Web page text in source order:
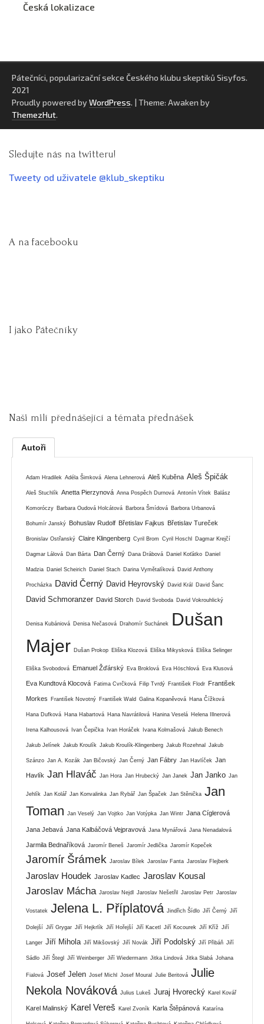
Česká lokalizace
Pátečníci, popularizační sekce Českého klubu skeptiků Sisyfos.
2021
Proudly powered by WordPress. | Theme: Awaken by
ThemezHut.
Sledujte nás na twitteru!
Tweety od uživatele @klub_skeptiku
A na facebooku
I jako Pátečníky
Naši milí přednášející a témata přednášek
Autoři
Adam Hradilek Adéla Šimková Alena Lehnerová Aleš Kuběna Aleš Špičák
Aleš Stuchlík Anetta Pierzynová Anna Pospěch Durnová Antonín Vítek Balász
Komoróczy Barbara Oudová Holcátová Barbora Šmídová Barbora Urbanová
Bohumír Janský Bohuslav Rudolf Břetislav Fajkus Břetislav Tureček
Bronislav Ostřanský Claire Klingenberg Cyril Brom Cyril Hoschl Dagmar Krejčí
Dagmar Lálová Dan Bárta Dan Černý Dana Drábová Daniel Koťátko Daniel
Madzia Daniel Scheirich Daniel Stach Darina Vymětalíková David Anthony
Procházka David Černý David Heyrovský David Král David Šanc
David Schmoranzer David Storch David Svoboda David Vokrouhlický
Denisa Kubániová Denisa Nečasová Drahomír Suchánek
Dušan
Majer Dušan Prokop Eliška Klozová Eliška Mikysková Eliška Selinger
Eliška Svobodová Emanuel Žďárský Eva Broklová Eva Höschlová Eva Klusová
Eva Kundtová Klocová Fatima Cvrčková Filip Tvrdý František Flodr František
Morkes František Novotný František Wald Galina Kopaněvová Hana Čížková
Hana Dufková Hana Habartová Hana Navrátilová Hanina Veselá Helena Illnerová
Irena Kalhousová Ivan Čepička Ivan Horáček Ivana Kolmašová Jakub Benech
Jakub Jelínek Jakub Kroulík Jakub Kroulík-Klingenberg Jakub Rozehnal Jakub
Szánzo Jan A. Kozák Jan Bičovský Jan Černý Jan Fábry Jan Havlíček Jan
Havlík Jan Hlaváč Jan Hora Jan Hrubecký Jan Janek Jan Janko Jan
Jehlík Jan Kolář Jan Konvalinka Jan Rybář Jan Špaček Jan Stěnička Jan
Toman
Jan Veselý Jan Vojtko Jan Votýpka Jan Wintr Jana Cíglerová
Jana Jebavá Jana Kalbáčová Vejpravová Jana Mynářová Jana Nenadalová
Jarmila Bednaříková Jaromír Beneš Jaromír Jedlička Jaromír Kopeček
Jaromír Šrámek Jaroslav Bílek Jaroslav Fanta Jaroslav Flejberk
Jaroslav Houdek Jaroslav Kadlec Jaroslav Kousal
Jaroslav Mácha Jaroslav Nejdl Jaroslav Nešetřil Jaroslav Petr Jaroslav
Vostatek Jelena L. Příplatová Jindřich Šídlo Jiří Černý Jiří
Dolejší Jiří Grygar Jiří Hejkrlík Jiří Hořejší Jiří Kacetl Jiří Kocourek Jiří Kříž Jiří
Langer Jiří Mihola Jiří Mikšovský Jiří Novák Jiří Podolský Jiří Přibáň Jiří
Sádlo Jiří Štegl Jiří Weinberger Jiří Wiedermann Jitka Lindová Jitka Slabá Johana
Fialová Josef Jelen Josef Michl Josef Moural Julie Beritová Julie
Nekola Nováková Julius Lukeš Juraj Hvorecký Karel Kovář
Karel Malinský Karel Vereš Karel Zvoník Karla Štěpánová Katarína